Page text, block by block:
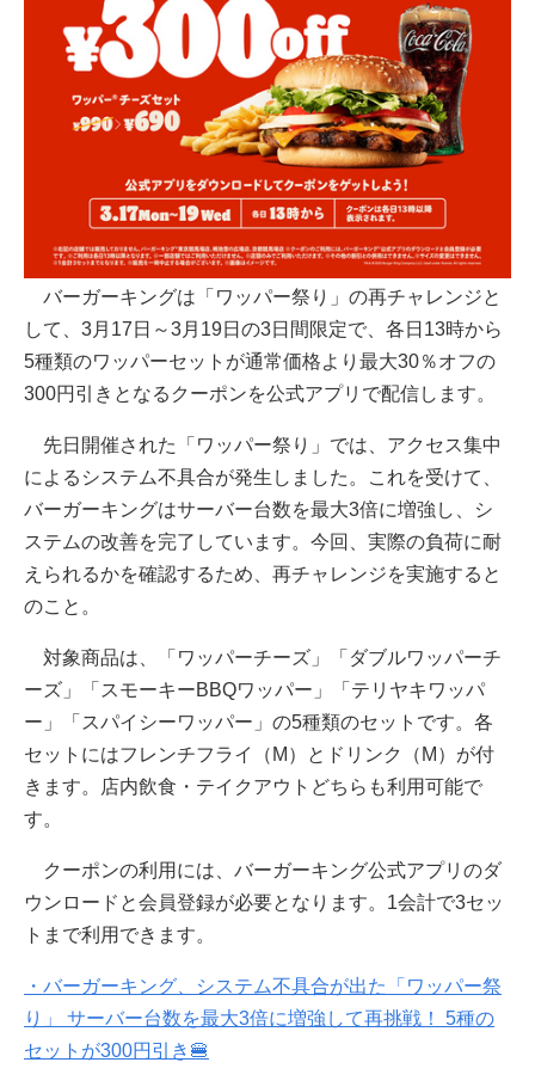
バーガーキングは「ワッパー祭り」の再チャレンジと
して、3月17日～3月19日の3日間限定で、各日13時から
5種類のワッパーセットが通常価格より最大30％オフの
300円引きとなるクーポンを公式アプリで配信します。
先日開催された「ワッパー祭り」では、アクセス集中
によるシステム不具合が発生しました。これを受けて、
バーガーキングはサーバー台数を最大3倍に増強し、シ
ステムの改善を完了しています。今回、実際の負荷に耐
えられるかを確認するため、再チャレンジを実施すると
のこと。
対象商品は、「ワッパーチーズ」「ダブルワッパーチ
ーズ」「スモーキーBBQワッパー」「テリヤキワッパ
ー」「スパイシーワッパー」の5種類のセットです。各
セットにはフレンチフライ（M）とドリンク（M）が付
きます。店内飲食・テイクアウトどちらも利用可能で
す。
クーポンの利用には、バーガーキング公式アプリのダ
ウンロードと会員登録が必要となります。1会計で3セッ
トまで利用できます。
・バーガーキング、システム不具合が出た「ワッパー祭
り」 サーバー台数を最大3倍に増強して再挑戦！ 5種の
セットが300円引き🍔